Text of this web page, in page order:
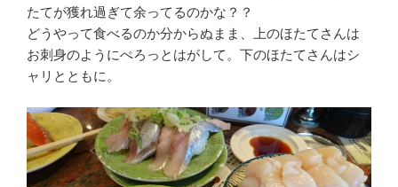
たてが獲れ過ぎて余ってるのかな？？
どうやって食べるのか分からぬまま、上のほたてさんは
お刺身のようにぺろっとはがして。下のほたてさんはシ
ャリとともに。